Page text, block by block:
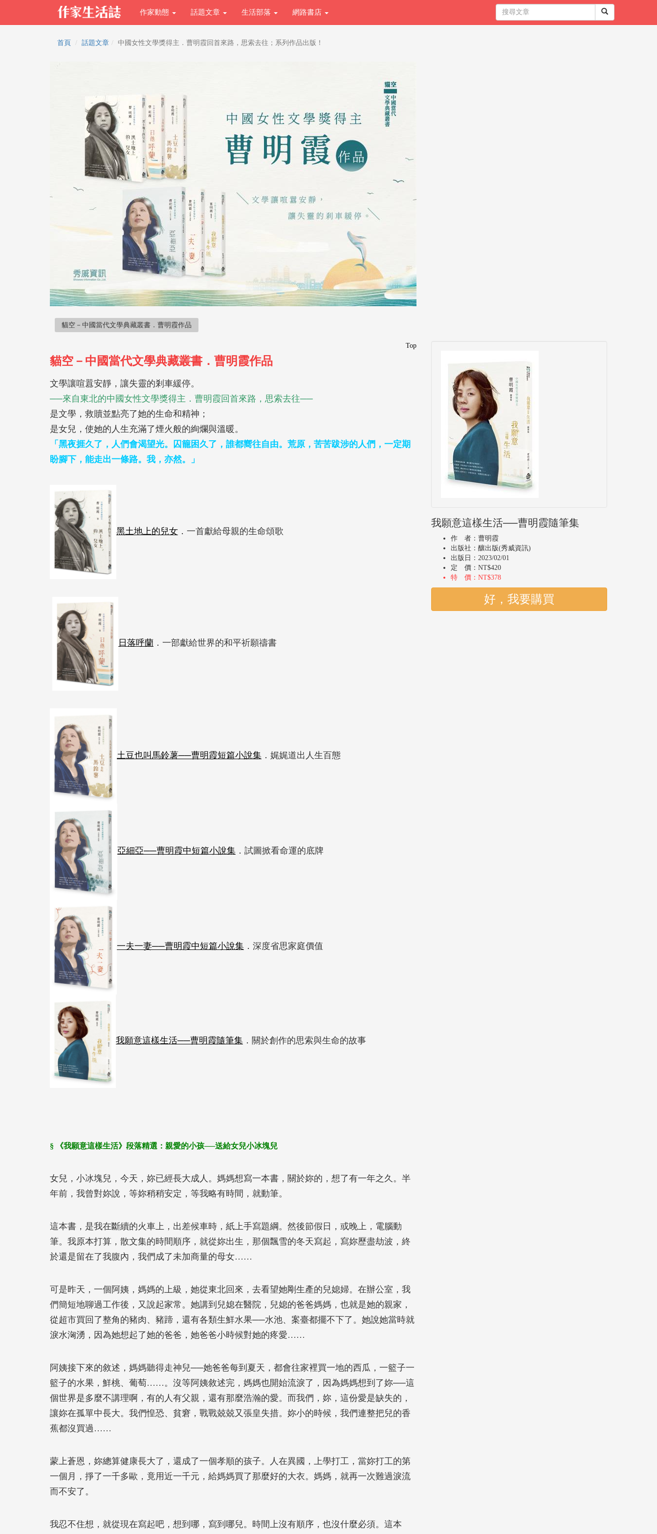
作家動態 話題文章 生活部落 網路書店
首頁 話題文章 中國女性文學獎得主．曹明霞回首來路，思索去往；系列作品出版！
貓空－中國當代文學典藏叢書．曹明霞作品
Top
貓空－中國當代文學典藏叢書．曹明霞作品
文學讓喧囂安靜，讓失靈的剎車緩停。
──來自東北的中國女性文學獎得主．曹明霞回首來路，思索去往──
是文學，救贖並點亮了她的生命和精神；
是女兒，使她的人生充滿了煙火般的絢爛與溫暖。
「黑夜捱久了，人們會渴望光。 囚籠困久了，誰都嚮往自由。 荒原，苦苦跋涉的人們，一定期
盼腳下，能走出一條路。我，亦然。」
黑土地上的兒女 ．一首獻給母親的生命頌歌
日落呼蘭 ．一部獻給世界的和平祈願禱書
土豆也叫馬鈴薯──曹明霞短篇小說集 ．娓娓道出人生百態
亞細亞──曹明霞中短篇小說集 ．試圖掀看命運的底牌
一夫一妻──曹明霞中短篇小說集 ．深度省思家庭價值
我願意這樣生活──曹明霞隨筆集 ．關於創作的思索與生命的故事
§ 《我願意這樣生活》段落精選：親愛的小孩──送給女兒小冰塊兒
女兒，小冰塊兒，今天，妳已經長大成人。媽媽想寫一本書，關於妳的，想了有一年之久。半
年前，我曾對妳說，等妳稍稍安定，等我略有時間，就動筆。
這本書，是我在斷續的火車上，出差候車時，紙上手寫題綱。然後節假日，或晚上，電腦動
筆。我原本打算，散文集的時間順序，就從妳出生，那個飄雪的冬天寫起，寫妳歷盡劫波，終
於還是留在了我腹內，我們成了未加商量的母女……
可是昨天，一個阿姨，媽媽的上級，她從東北回來，去看望她剛生產的兒媳婦。在辦公室，我
們簡短地聊過工作後，又說起家常。她講到兒媳在醫院，兒媳的爸爸媽媽，也就是她的親家，
從超市買回了整角的豬肉、豬蹄，還有各類生鮮水果──水池、案臺都擺不下了。她說她當時就
淚水洶湧，因為她想起了她的爸爸，她爸爸小時候對她的疼愛……
阿姨接下來的敘述，媽媽聽得走神兒──她爸爸每到夏天，都會往家裡買一地的西瓜，一籃子一
籃子的水果，鮮桃、葡萄……。沒等阿姨敘述完，媽媽也開始流淚了，因為媽媽想到了妳──這
個世界是多麼不講理啊，有的人有父親，還有那麼浩瀚的愛。而我們，妳，這份愛是缺失的，
讓妳在孤單中長大。我們惶恐、貧窘，戰戰兢兢又張皇失措。妳小的時候，我們連整把兒的香
蕉都沒買過……
蒙上蒼恩，妳總算健康長大了，還成了一個孝順的孩子。人在異國，上學打工，當妳打工的第
一個月，掙了一千多歐，竟用近一千元，給媽媽買了那麼好的大衣。媽媽，就再一次難過淚流
而不安了。
我忍不住想，就從現在寫起吧，想到哪，寫到哪兒。時間上沒有順序，也沒什麼必須。這本
我願意這樣生活──曹明霞隨筆集
作 者：曹明霞
出版社：釀出版(秀威資訊)
出版日：2023/02/01
定 價：NT$420
特 價：NT$378
好，我要購買